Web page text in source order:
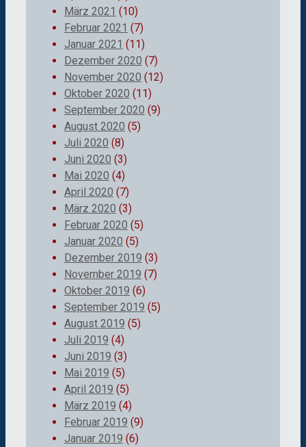
März 2021 (10)
Februar 2021 (7)
Januar 2021 (11)
Dezember 2020 (7)
November 2020 (12)
Oktober 2020 (11)
September 2020 (9)
August 2020 (5)
Juli 2020 (8)
Juni 2020 (3)
Mai 2020 (4)
April 2020 (7)
März 2020 (3)
Februar 2020 (5)
Januar 2020 (5)
Dezember 2019 (3)
November 2019 (7)
Oktober 2019 (6)
September 2019 (5)
August 2019 (5)
Juli 2019 (4)
Juni 2019 (3)
Mai 2019 (5)
April 2019 (5)
März 2019 (4)
Februar 2019 (9)
Januar 2019 (6)